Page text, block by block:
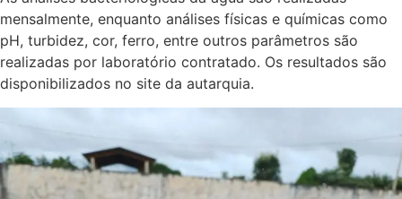
mensalmente, enquanto análises físicas e químicas como
pH, turbidez, cor, ferro, entre outros parâmetros são
realizadas por laboratório contratado. Os resultados são
disponibilizados no site da autarquia.